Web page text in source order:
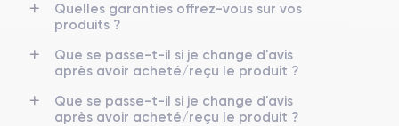
Quelles garanties offrez-vous sur vos
produits ?
Que se passe-t-il si je change d'avis
après avoir acheté/reçu le produit ?
Que se passe-t-il si je change d'avis
après avoir acheté/reçu le produit ?